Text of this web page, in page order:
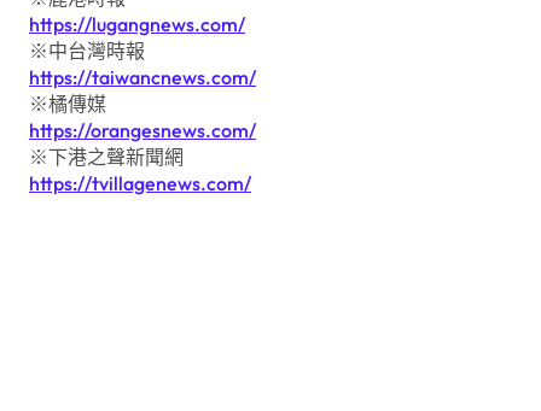
https://lugangnews.com/
※中台灣時報
https://taiwancnews.com/
※橘傳媒
https://orangesnews.com/
※下港之聲新聞網
https://tvillagenews.com/